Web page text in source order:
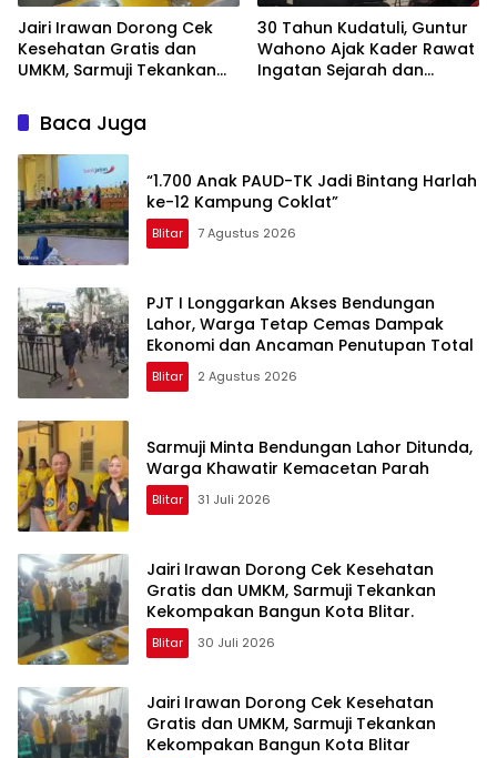
Jairi Irawan Dorong Cek
Kesehatan Gratis dan
UMKM, Sarmuji Tekankan
Blitar
30 Tahun Kudatuli, Guntur
Wahono Ajak Kader Rawat
Ingatan Sejarah dan
Baca Juga
“1.700 Anak PAUD-TK Jadi Bintang Harlah
ke-12 Kampung Coklat”
Blitar 7 Agustus 2026
PJT I Longgarkan Akses Bendungan
Lahor, Warga Tetap Cemas Dampak
Ekonomi dan Ancaman Penutupan Total
Blitar 2 Agustus 2026
Sarmuji Minta Bendungan Lahor Ditunda,
Warga Khawatir Kemacetan Parah
Blitar 31 Juli 2026
Jairi Irawan Dorong Cek Kesehatan
Gratis dan UMKM, Sarmuji Tekankan
Kekompakan Bangun Kota Blitar.
Blitar 30 Juli 2026
Jairi Irawan Dorong Cek Kesehatan
Gratis dan UMKM, Sarmuji Tekankan
Kekompakan Bangun Kota Blitar